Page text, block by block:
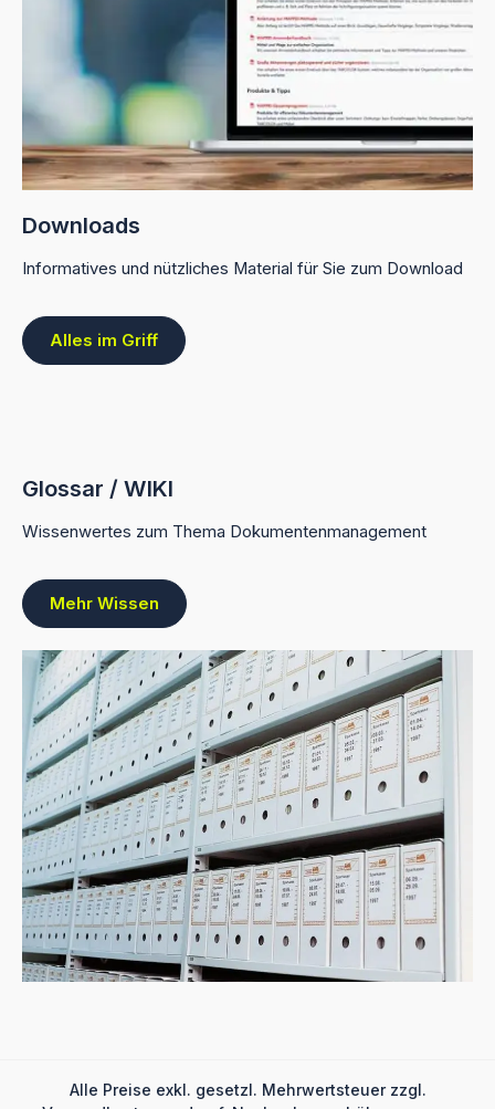
Downloads
Informatives und nützliches Material für Sie zum Download
Alles im Griff
Glossar / WIKI
Wissenwertes zum Thema Dokumentenmanagement
Mehr Wissen
Alle Preise exkl. gesetzl. Mehrwertsteuer zzgl.